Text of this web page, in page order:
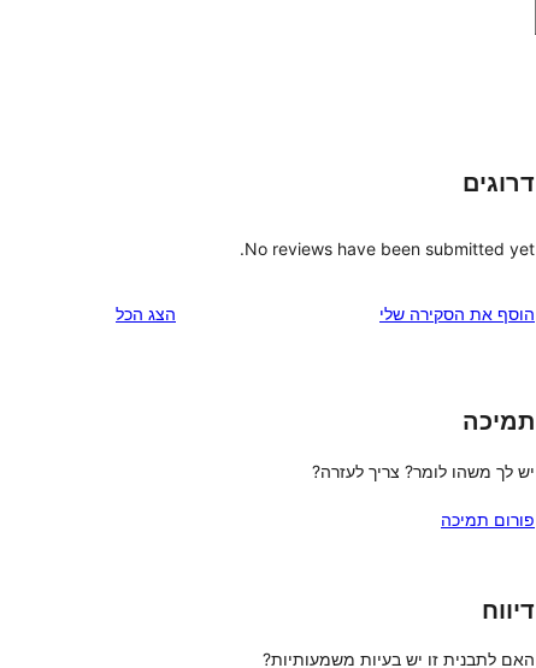
דרוגים
No reviews have been submitted yet.
הוסף את הסקירה שלי הצג הכל
תמיכה
יש לך משהו לומר? צריך לעזרה?
פורום תמיכה
דיווח
האם לתבנית זו יש בעיות משמעותיות?